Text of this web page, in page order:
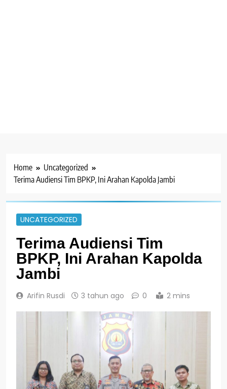
Home
Uncategorized
Terima Audiensi Tim BPKP, Ini Arahan Kapolda Jambi
UNCATEGORIZED
Terima Audiensi Tim
BPKP, Ini Arahan Kapolda
Jambi
Arifin Rusdi 3 tahun ago 0 2 mins